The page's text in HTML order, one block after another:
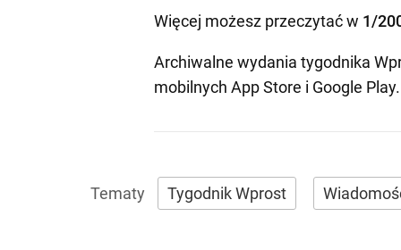
Więcej możesz przeczytać w 1/
Archiwalne wydania tygodnika
mobilnych App Store i Google Play.
Tygodnik Wprost